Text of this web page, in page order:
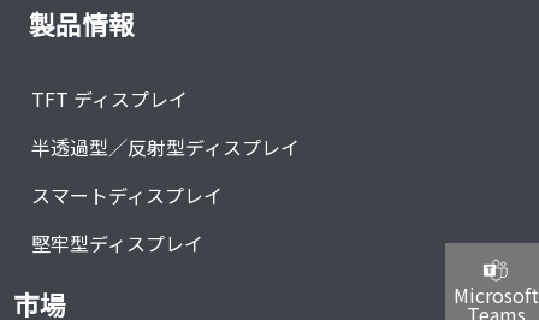
製品情報
TFT ディスプレイ
半透過型／反射型ディスプレイ
スマートディスプレイ
堅牢型ディスプレイ
市場 Microsoft
Teams